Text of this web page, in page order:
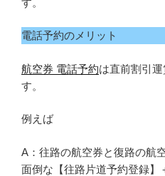
電話予約のメリット
航空券 電話予約は直前割引
す。
例えば
A：往路の航空券と復路の航
面倒な【往路片道予約登録】